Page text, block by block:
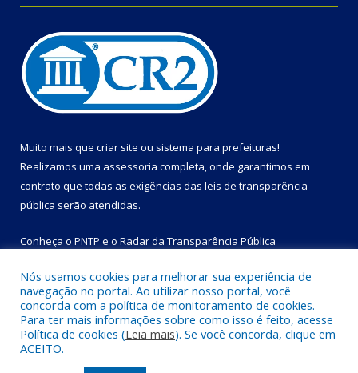
Muito mais que criar site ou sistema para prefeituras!
Realizamos uma assessoria completa, onde garantimos em
contrato que todas as exigências das leis de transparência
pública serão atendidas.
Conheça o PNTP e o Radar da Transparência Pública
Todos os direitos reservados a Prefeitura Municipal de Bom
Jesus do Tocantins.
Nós usamos cookies para melhorar sua experiência de
navegação no portal. Ao utilizar nosso portal, você
concorda com a política de monitoramento de cookies.
Para ter mais informações sobre como isso é feito, acesse
Política de cookies (Leia mais). Se você concorda, clique em
ACEITO.